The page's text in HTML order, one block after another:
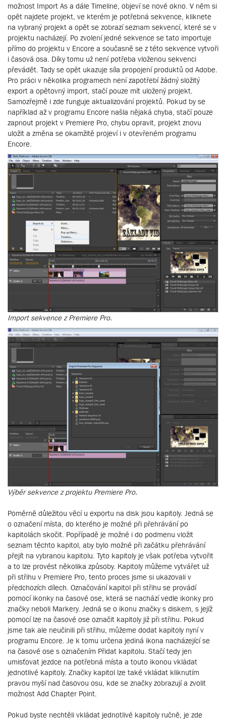
možnost Import As a dále Timeline, objeví se nové okno. V něm si
opět najdete projekt, ve kterém je potřebná sekvence, kliknete
na vybraný projekt a opět se zobrazí seznam sekvencí, které se v
projektu nacházejí. Po zvolení jedné sekvence se tato importuje
přímo do projektu v Encore a současně se z této sekvence vytvoří
i časová osa. Díky tomu už není potřeba vloženou sekvenci
převádět. Tady se opět ukazuje síla propojení produktů od Adobe.
Pro práci v několika programech není zapotřebí žádný složitý
export a opětovný import, stačí pouze mít uložený projekt.
Samozřejmě i zde funguje aktualizování projektů. Pokud by se
například až v programu Encore našla nějaká chyba, stačí pouze
zapnout projekt v Premiere Pro, chybu opravit, projekt znovu
uložit a změna se okamžitě projeví i v otevřeném programu
Encore.
Import sekvence z Premiere Pro.
Výběr sekvence z projektu Premiere Pro.
Poměrně důležitou věcí u exportu na disk jsou kapitoly. Jedná se
o označení místa, do kterého je možné při přehrávání po
kapitolách skočit. Popřípadě je možné i do podmenu vložit
seznam těchto kapitol, aby bylo možné při začátku přehrávání
přejít na vybranou kapitolu. Tyto kapitoly je však potřeba vytvořit
a to lze provést několika způsoby. Kapitoly můžeme vytvářet už
při střihu v Premiere Pro, tento proces jsme si ukazovali v
předchozích dílech. Označování kapitol při střihu se provádí
pomocí ikonky na časové ose, která se nachází vedle ikonky pro
značky neboli Markery. Jedná se o ikonu značky s diskem, s jejíž
pomocí lze na časové ose označit kapitoly již při střihu. Pokud
jsme tak ale neučinili při střihu, můžeme dodat kapitoly nyní v
programu Encore. Je k tomu určena jediná ikona nacházející se
na časové ose s označením Přidat kapitolu. Stačí tedy jen
umisťovat jezdce na potřebná místa a touto ikonou vkládat
jednotlivé kapitoly. Značky kapitol lze také vkládat kliknutím
pravou myší nad časovou osu, kde se značky zobrazují a zvolit
možnost Add Chapter Point.
Pokud byste nechtěli vkládat jednotlivé kapitoly ručně, je zde